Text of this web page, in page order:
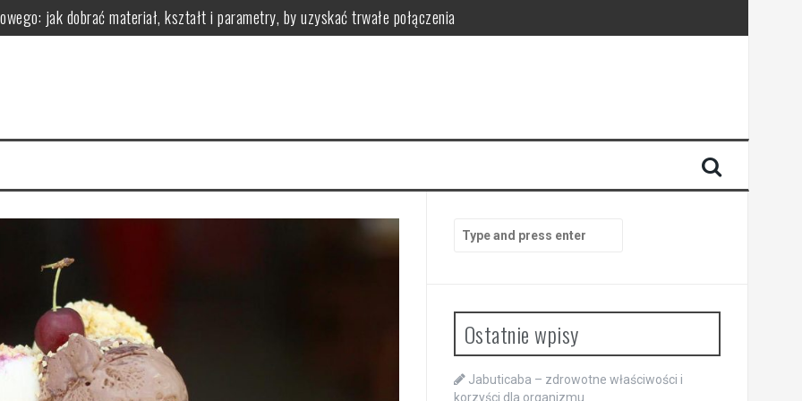
jak dobrać materiał, kształt i parametry, by uzyskać trwałe połączenia
i przeciwwskazania
leczy i jak wygląda leczenie aparatami
dla organizmu
for:
Ostatnie wpisy
Jabuticaba – zdrowotne właściwości i
korzyści dla organizmu